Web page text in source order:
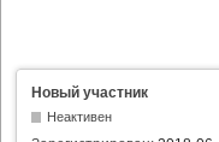
Новый участник
Неактивен